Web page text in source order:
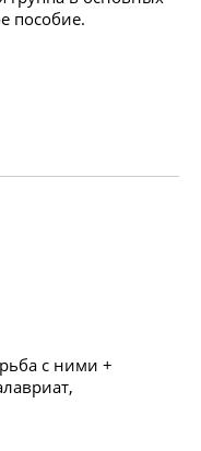
пособие.
с ними +